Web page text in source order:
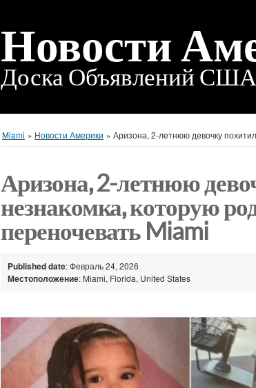
Новости
Доска Объявлений США
Miami » Новости Америки » Аризона, 2-летнюю девочку
Аризона, 2-летнюю
незнакомка, которую
переночевать Miami
Published date: Февраль 24, 2026
Местоположение: Miami, Florida, United States